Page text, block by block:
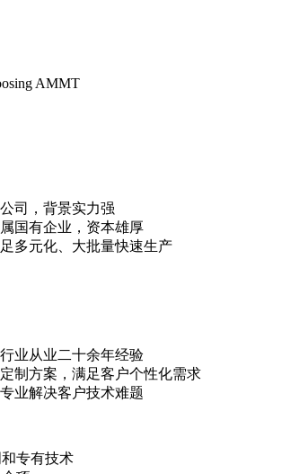
AMMT
司，背景实力强
国有企业，资本雄厚
多元化、大批量快速生产
业从业二十余年经验
制方案，满足客户个性化需求
业解决客户技术难题
专有技术